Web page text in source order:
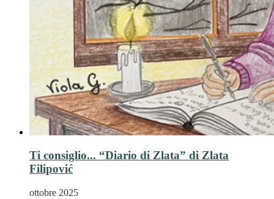
Ti consiglio... “Diario di Zlata” di Zlata
Filipović
ottobre 2025